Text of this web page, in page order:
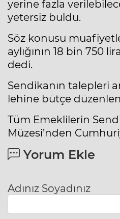
yerine fazla
yetersiz buldu.
Söz konusu
aylığının 18 bin 750
dedi.
Sendikanın talepleri
lehine bütçe
Tüm Emeklilerin
Müzesi’nden
Yorum Ekle
Adınız Soyadınız